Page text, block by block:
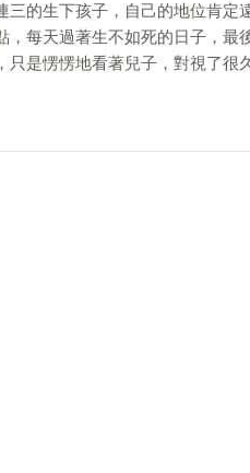
的生下孩子，自己的地位肯定
每天過著生不如死的日子，最
是愣愣地看著兒子，對視了很